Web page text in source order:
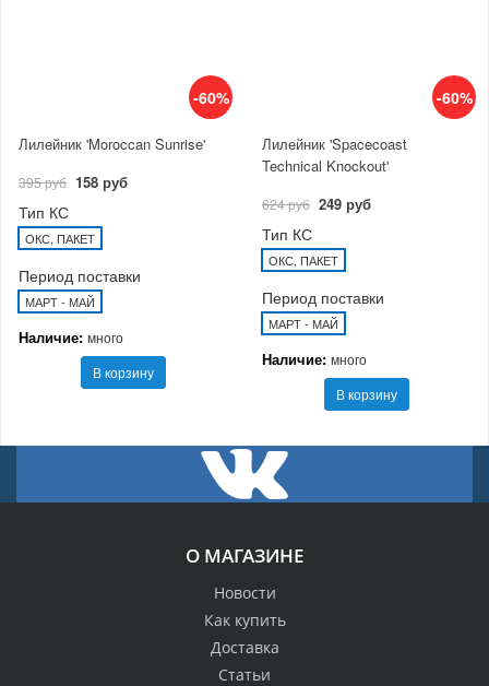
-60%
Лилейник 'Moroccan Sunrise'
395 руб 158 руб
Тип КС
ОКС, ПАКЕТ
Период поставки
МАРТ - МАЙ
Наличие: много
В корзину
-60%
Лилейник 'Spacecoast
Technical Knockout'
624 руб 249 руб
Тип КС
ОКС, ПАКЕТ
Период поставки
МАРТ - МАЙ
Наличие: много
В корзину
О МАГАЗИНЕ
Новости
Как купить
Доставка
Статьи